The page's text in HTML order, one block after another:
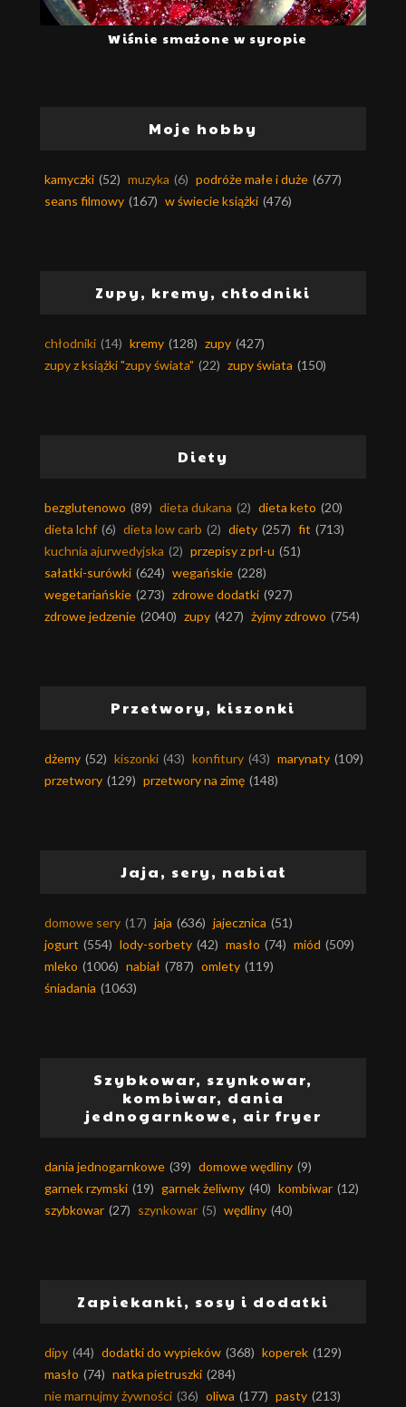
Wiśnie smażone w syropie
Moje hobby
kamyczki (52) muzyka (6) podróże małe i duże (677)
seans filmowy (167) w świecie książki (476)
Zupy, kremy, chłodniki
chłodniki (14) kremy (128) zupy (427)
zupy z książki "zupy świata" (22) zupy świata (150)
Diety
bezglutenowo (89) dieta dukana (2) dieta keto (20)
dieta lchf (6) dieta low carb (2) diety (257) fit (713)
kuchnia ajurwedyjska (2) przepisy z prl-u (51)
sałatki-surówki (624) wegańskie (228)
wegetariańskie (273) zdrowe dodatki (927)
zdrowe jedzenie (2040) zupy (427) żyjmy zdrowo (754)
Przetwory, kiszonki
dżemy (52) kiszonki (43) konfitury (43) marynaty (109)
przetwory (129) przetwory na zimę (148)
Jaja, sery, nabiał
domowe sery (17) jaja (636) jajecznica (51)
jogurt (554) lody-sorbety (42) masło (74) miód (509)
mleko (1006) nabiał (787) omlety (119)
śniadania (1063)
Szybkowar, szynkowar,
kombiwar, dania
jednogarnkowe, air fryer
dania jednogarnkowe (39) domowe wędliny (9)
garnek rzymski (19) garnek żeliwny (40) kombiwar (12)
szybkowar (27) szynkowar (5) wędliny (40)
Zapiekanki, sosy i dodatki
dipy (44) dodatki do wypieków (368) koperek (129)
masło (74) natka pietruszki (284)
nie marnujmy żywności (36) oliwa (177) pasty (213)